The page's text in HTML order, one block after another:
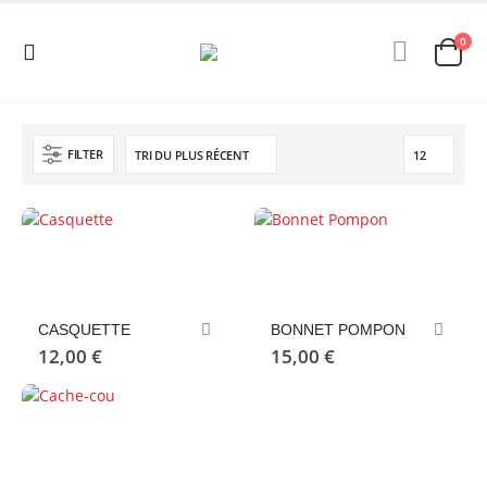
0
FILTER
CASQUETTE
12,00 €
BONNET POMPON
15,00 €